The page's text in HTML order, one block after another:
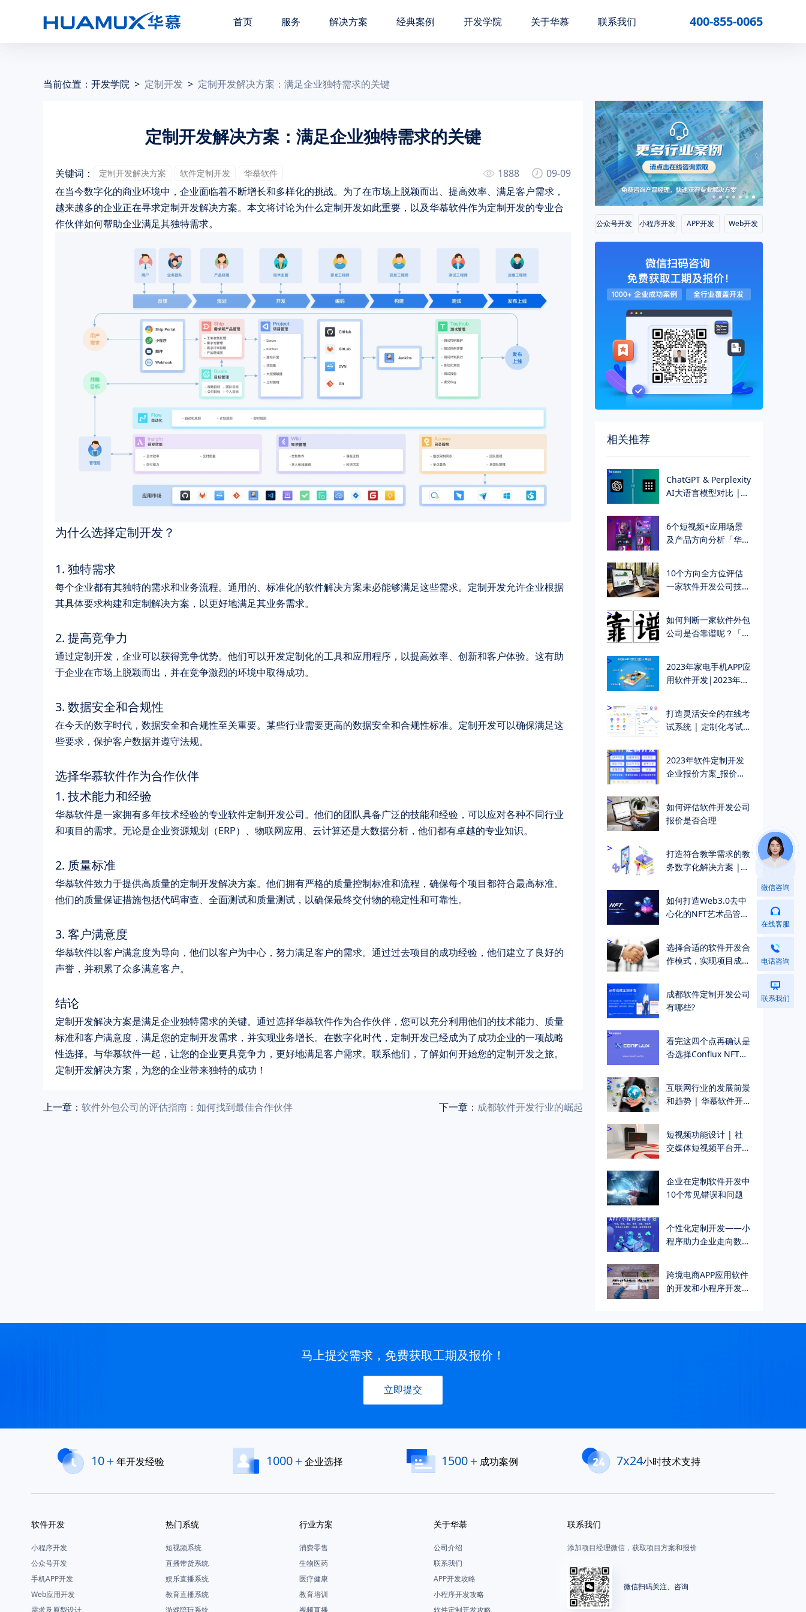
首页 服务 解决方案 经典案例 开发学院 关于华慕 联系我们 400-855-0065
当前位置： 开发学院 > 定制开发 > 定制开发解决方案：满足企业独特需求的关键
定制开发解决方案：满足企业独特需求的关键
关键词： 定制开发解决方案 软件定制开发 华慕软件 1888
09-09
在当今数字化的商业环境中，企业面临着不断增长和多样化的挑战。为了在市场上脱颖而出、提高效率、满足客户需求，
越来越多的企业正在寻求定制开发解决方案。本文将讨论为什么定制开发如此重要，以及华慕软件作为定制开发的专业合
作伙伴如何帮助企业满足其独特需求。
为什么选择定制开发？
1. 独特需求
每个企业都有其独特的需求和业务流程。通用的、标准化的软件解决方案未必能够满足这些需求。定制开发允许企业根据
其具体要求构建和定制解决方案，以更好地满足其业务需求。
2. 提高竞争力
通过定制开发，企业可以获得竞争优势。他们可以开发定制化的工具和应用程序，以提高效率、创新和客户体验。这有助
于企业在市场上脱颖而出，并在竞争激烈的环境中取得成功。
3. 数据安全和合规性
在今天的数字时代，数据安全和合规性至关重要。某些行业需要更高的数据安全和合规性标准。定制开发可以确保满足这
些要求，保护客户数据并遵守法规。
选择华慕软件作为合作伙伴
1. 技术能力和经验
华慕软件是一家拥有多年技术经验的专业软件定制开发公司。他们的团队具备广泛的技能和经验，可以应对各种不同行业
和项目的需求。无论是企业资源规划（ERP）、物联网应用、云计算还是大数据分析，他们都有卓越的专业知识。
2. 质量标准
华慕软件致力于提供高质量的定制开发解决方案。他们拥有严格的质量控制标准和流程，确保每个项目都符合最高标准。
他们的质量保证措施包括代码审查、全面测试和质量测试，以确保最终交付物的稳定性和可靠性。
3. 客户满意度
华慕软件以客户满意度为导向，他们以客户为中心，努力满足客户的需求。通过过去项目的成功经验，他们建立了良好的
声誉，并积累了众多满意客户。
结论
定制开发解决方案是满足企业独特需求的关键。通过选择华慕软件作为合作伙伴，您可以充分利用他们的技术能力、质量
标准和客户满意度，满足您的定制开发需求，并实现业务增长。在数字化时代，定制开发已经成为了成功企业的一项战略
性选择。与华慕软件一起，让您的企业更具竞争力，更好地满足客户需求。联系他们，了解如何开始您的定制开发之旅。
定制开发解决方案，为您的企业带来独特的成功！
上一章： 软件外包公司的评估指南：如何找到最佳合作伙伴 下一章： 成都软件开发行业的崛起
公众号开发 小程序开发 APP开发 Web开发
相关推荐
>
ChatGPT & Perplexity
AI大语言模型对比 |
>
6个短视频+应用场景
及产品方向分析「华慕
>
10个方向全方位评估
一家软件开发公司技术
>
如何判断一家软件外包
公司是否靠谱呢？「华
>
2023年家电手机APP应
用软件开发|2023年家
>
打造灵活安全的在线考
试系统 | 定制化考试
>
2023年软件定制开发
企业报价方案_报价单
>
如何评估软件开发公司
报价是否合理
>
打造符合教学需求的教
务数字化解决方案 |
>
如何打造Web3.0去中
心化的NFT艺术品管理
>
选择合适的软件开发合
作模式，实现项目成功
>
成都软件定制开发公司
有哪些?
>
看完这四个点再确认是
否选择Conflux NFT作
>
互联网行业的发展前景
和趋势 | 华慕软件开
>
短视频功能设计 | 社
交媒体短视频平台开发
>
企业在定制软件开发中
10个常见错误和问题
>
个性化定制开发——小
程序助力企业走向数字
>
跨境电商APP应用软件
的开发和小程序开发
马上提交需求，免费获取工期及报价！
立即提交
10＋年开发经验 1000＋企业选择 1500＋ 成功案例 7x24小时技术支持
软件开发
小程序开发
公众号开发
手机APP开发
Web应用开发
需求及原型设计
热门系统
短视频系统
直播带货系统
娱乐直播系统
教育直播系统
游戏陪玩系统
行业方案
消费零售
生物医药
医疗健康
教育培训
视频直播
关于华慕
公司介绍
联系我们
APP开发攻略
小程序开发攻略
软件定制开发攻略
联系我们
添加项目经理微信，获取项目方案和报价
微信扫码关注、咨询
微信咨询
在线客服
电话咨询
联系我们